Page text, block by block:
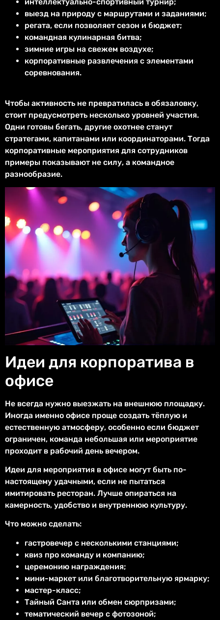
выезд на природу с маршрутами и заданиями;
регата, если позволяет сезон и бюджет;
командная кулинарная битва;
зимние игры на свежем воздухе;
корпоративные развлечения с элементами
соревнования.
Чтобы активность не превратилась в обязаловку,
стоит предусмотреть несколько уровней участия.
Одни готовы бегать, другие охотнее станут
стратегами, капитанами или координаторами. Тогда
корпоративные мероприятия для сотрудников
примеры показывают не силу, а командное
разнообразие.
Идеи для корпоратива в
офисе
Не всегда нужно выезжать на внешнюю площадку.
Иногда именно офисе проще создать тёплую и
естественную атмосферу, особенно если бюджет
ограничен, команда небольшая или мероприятие
проходит в рабочий день вечером.
Идеи для мероприятия в офисе могут быть по-
настоящему удачными, если не пытаться
имитировать ресторан. Лучше опираться на
камерность, удобство и внутреннюю культуру.
Что можно сделать:
гастровечер с несколькими станциями;
квиз про команду и компанию;
церемонию награждения;
мини-маркет или благотворительную ярмарку;
мастер-класс;
Тайный Санта или обмен сюрпризами;
тематический вечер с фотозоной;